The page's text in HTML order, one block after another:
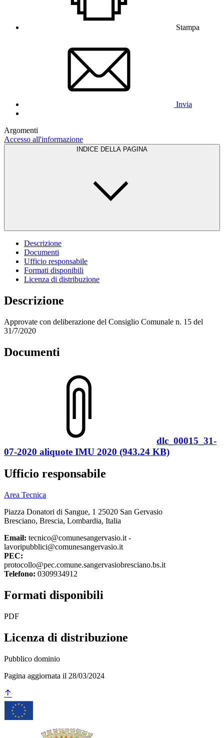
Stampa
Invia
Argomenti
Accesso all'informazione
INDICE DELLA PAGINA
Descrizione
Documenti
Ufficio responsabile
Formati disponibili
Licenza di distribuzione
Descrizione
Approvate con deliberazione del Consiglio Comunale n. 15 del
31/7/2020
Documenti
dlc_00015_31-
07-2020 aliquote IMU 2020 (943.24 KB)
Ufficio responsabile
Area Tecnica
Piazza Donatori di Sangue, 1 25020 San Gervasio
Bresciano, Brescia, Lombardia, Italia
Email: tecnico@comunesangervasio.it -
lavoripubblici@comunesangervasio.it
PEC:
protocollo@pec.comune.sangervasiobresciano.bs.it
Telefono: 0309934912
Formati disponibili
PDF
Licenza di distribuzione
Pubblico dominio
Pagina aggiornata il 28/03/2024